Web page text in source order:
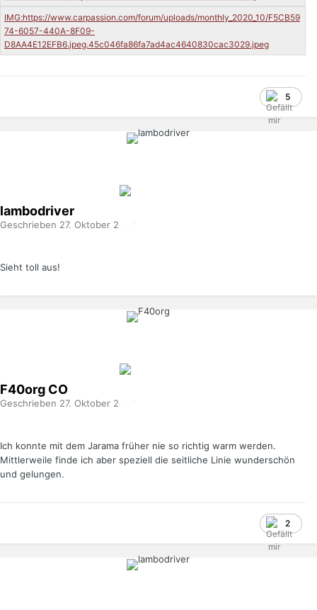
5
lambodriver
Geschrieben 27. Oktober 2020
Sieht toll aus!
F40org CO
Geschrieben 27. Oktober 2020
Ich konnte mit dem Jarama früher nie so richtig warm werden.
Mittlerweile finde ich aber speziell die seitliche Linie wunderschön
und gelungen.
2